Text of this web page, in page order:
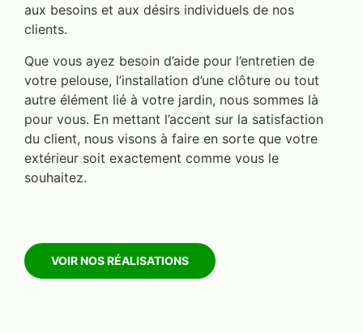
aux besoins et aux désirs individuels de nos
clients.
Que vous ayez besoin d’aide pour l’entretien de
votre pelouse, l’installation d’une clôture ou tout
autre élément lié à votre jardin, nous sommes là
pour vous. En mettant l’accent sur la satisfaction
du client, nous visons à faire en sorte que votre
extérieur soit exactement comme vous le
souhaitez.
VOIR NOS RÉALISATIONS